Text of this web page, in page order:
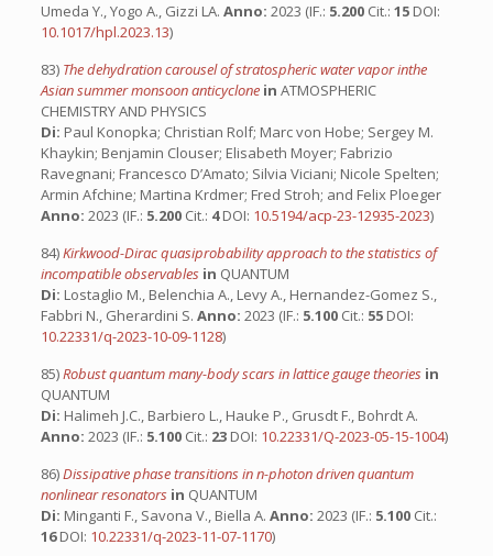
Umeda Y., Yogo A., Gizzi LA. Anno: 2023 (IF.: 5.200 Cit.: 15 DOI:
10.1017/hpl.2023.13)
83) The dehydration carousel of stratospheric water vapor inthe
Asian summer monsoon anticyclone in ATMOSPHERIC
CHEMISTRY AND PHYSICS
Di: Paul Konopka; Christian Rolf; Marc von Hobe; Sergey M.
Khaykin; Benjamin Clouser; Elisabeth Moyer; Fabrizio
Ravegnani; Francesco D’Amato; Silvia Viciani; Nicole Spelten;
Armin Afchine; Martina Krdmer; Fred Stroh; and Felix Ploeger
Anno: 2023 (IF.: 5.200 Cit.: 4DOI: 10.5194/acp-23-12935-2023)
84)Kirkwood-Dirac quasiprobability approach to the statistics of
incompatible observables in QUANTUM
Di: Lostaglio M., Belenchia A., Levy A., Hernandez-Gomez S.,
Fabbri N., Gherardini S. Anno: 2023 (IF.: 5.100 Cit.: 55 DOI:
10.22331/q-2023-10-09-1128)
85)Robust quantum many-body scars in lattice gauge theories in
QUANTUM
Di: Halimeh J.C., Barbiero L., Hauke P., Grusdt F., Bohrdt A.
Anno: 2023 (IF.: 5.100 Cit.: 23 DOI: 10.22331/Q-2023-05-15-1004)
86)Dissipative phase transitions in n-photon driven quantum
nonlinear resonators in QUANTUM
Di: Minganti F., Savona V., Biella A. Anno: 2023 (IF.: 5.100 Cit.:
16DOI: 10.22331/q-2023-11-07-1170)